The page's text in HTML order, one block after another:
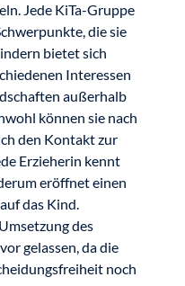
Jede KiTa-Gruppe
die sie
bietet sich
Interessen
außerhalb
können sie nach
den Kontakt zur
Erzieherin kennt
eröffnet einen
das Kind.
des
gelassen, da die
noch